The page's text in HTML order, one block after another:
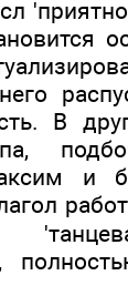
В
и